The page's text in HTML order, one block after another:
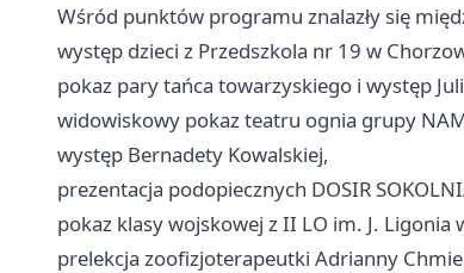
Wśród punktów programu znalazły się
występ dzieci z Przedszkola nr 19 w
pokaz pary tańca towarzyskiego i występ
widowiskowy pokaz teatru ognia grupy NAM
występ Bernadety Kowalskiej,
prezentacja podopiecznych DOSIR
pokaz klasy wojskowej z II LO im. J. Ligonia
prelekcja zoofizjoterapeutki Adrianny